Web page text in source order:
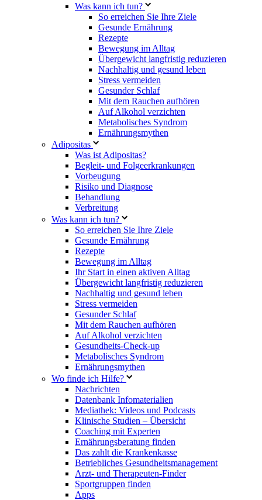
Was kann ich tun?
So erreichen Sie Ihre Ziele
Gesunde Ernährung
Rezepte
Bewegung im Alltag
Übergewicht langfristig reduzieren
Nachhaltig und gesund leben
Stress vermeiden
Gesunder Schlaf
Mit dem Rauchen aufhören
Auf Alkohol verzichten
Metabolisches Syndrom
Ernährungsmythen
Adipositas
Was ist Adipositas?
Begleit- und Folgeerkrankungen
Vorbeugung
Risiko und Diagnose
Behandlung
Verbreitung
Was kann ich tun?
So erreichen Sie Ihre Ziele
Gesunde Ernährung
Rezepte
Bewegung im Alltag
Ihr Start in einen aktiven Alltag
Übergewicht langfristig reduzieren
Nachhaltig und gesund leben
Stress vermeiden
Gesunder Schlaf
Mit dem Rauchen aufhören
Auf Alkohol verzichten
Gesundheits-Check-up
Metabolisches Syndrom
Ernährungsmythen
Wo finde ich Hilfe?
Nachrichten
Datenbank Infomaterialien
Mediathek: Videos und Podcasts
Klinische Studien – Übersicht
Coaching mit Experten
Ernährungsberatung finden
Das zahlt die Krankenkasse
Betriebliches Gesundheitsmanagement
Arzt- und Therapeuten-Finder
Sportgruppen finden
Apps